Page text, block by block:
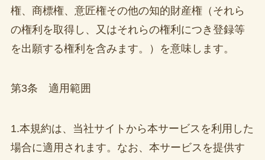
権、商標権、意匠権その他の知的財産権（それら
の権利を取得し、又はそれらの権利につき登録等
を出願する権利を含みます。）を意味します。
第3条 適用範囲
1.本規約は、当社サイトから本サービスを利用した
場合に適用されます。なお、本サービスを提供す